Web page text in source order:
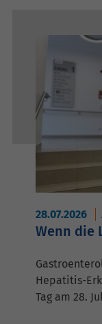
28.07.2026
Wenn die
Hepatitis-
Tag am 28.